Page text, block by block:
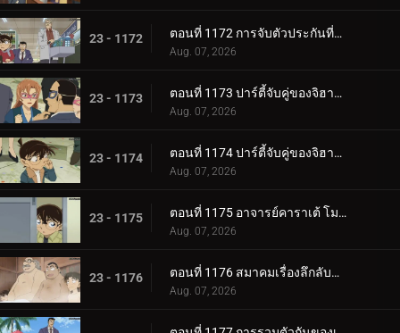
23 - 1172 ตอนที่ 1172 การจับตัวประกันที่แสนวุ่นวาย
Aug. 07, 2026
23 - 1173 ตอนที่ 1173 ปาร์ตี้จับคู่ของจิฮายะและจูโกะ (ตอนแรก)
Aug. 07, 2026
23 - 1174 ตอนที่ 1174 ปาร์ตี้จับคู่ของจิฮายะและจูโกะ (ตอนจบ)
Aug. 07, 2026
23 - 1175 ตอนที่ 1175 อาจารย์คาราเต้ โมริ รัน
Aug. 07, 2026
23 - 1176 ตอนที่ 1176 สมาคมเรื่องลึกลับของเหล่าหญิงสาว 2
Aug. 07, 2026